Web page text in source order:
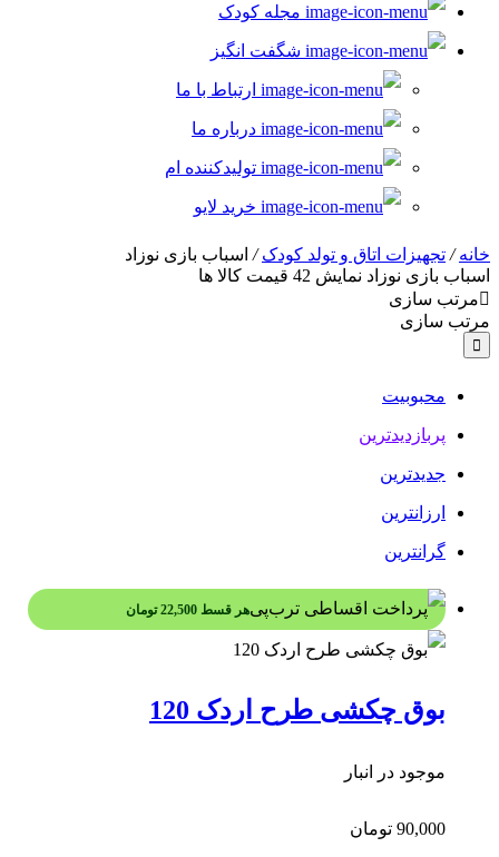
مجله کودک
شگفت انگیز
ارتباط با ما
درباره ما
تولیدکننده ام
خرید لایو
خانه/ تجهیزات اتاق و تولد کودک/ اسباب بازی نوزاد
اسباب بازی نوزاد نمایش 42 قیمت کالا ها
مرتب سازی
مرتب سازی
محبوبیت
پربازدیدترین
جدیدترین
ارزانترین
گرانترین
هر قسط 22,500 تومان
بوق چکشی طرح اردک 120
موجود در انبار
90,000 تومان